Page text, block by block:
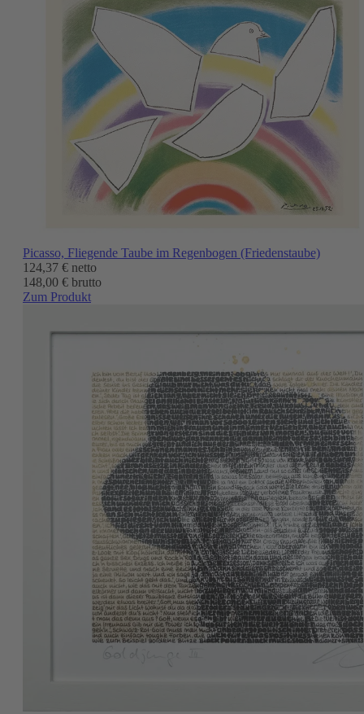
Picasso, Fliegende Taube im Regenbogen (Friedenstaube)
124,37 € netto
148,00 € brutto
Zum Produkt